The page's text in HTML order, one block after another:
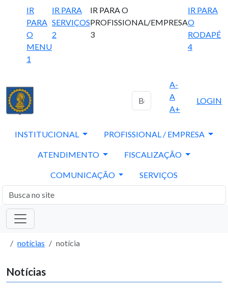
IR
PARA
O
MENU
1
IR PARA
SERVIÇOS
2
IR PARA O
PROFISSIONAL/EMPRESA
3
IR PARA
O
RODAPÉ
4
A-
A
A+
LOGIN
INSTITUCIONAL PROFISSIONAL / EMPRESA
ATENDIMENTO FISCALIZAÇÃO
COMUNICAÇÃO SERVIÇOS
notícias notícia
Notícias